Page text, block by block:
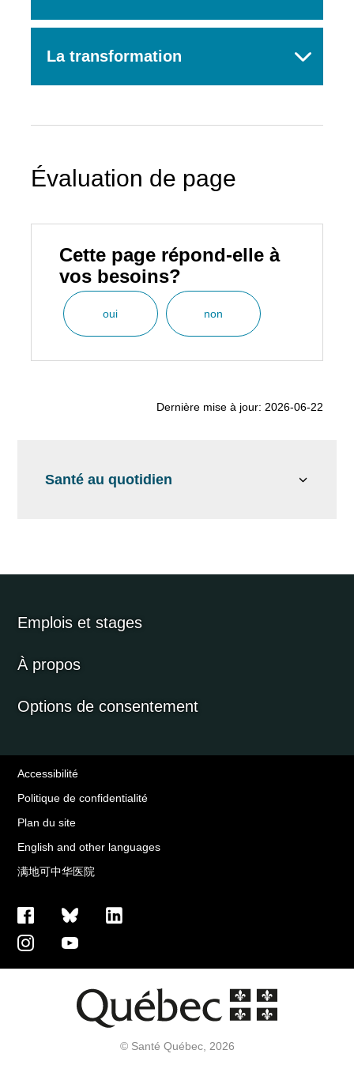
Santé au quotidien
La transformation
Évaluation de page
Cette page répond-elle à
vos besoins?
oui non
Dernière mise à jour: 2026-06-22
Emplois et stages
À propos
Options de consentement
Accessibilité
Politique de confidentialité
Plan du site
English and other languages
满地可中华医院
© Santé Québec, 2026